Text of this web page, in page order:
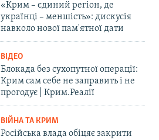
«Крим – єдиний регіон, де
українці – меншість»: дискусія
навколо нової пам'ятної дати
ВІДЕО
Блокада без сухопутної операції:
Крим сам себе не заправить і не
прогодує | Крим.Реалії
ВІЙНА ТА КРИМ
Російська влада обіцяє закрити